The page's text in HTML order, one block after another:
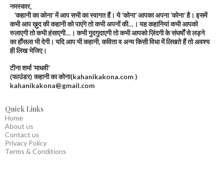
नमस्कार,
‘कहानी का कोना’ में आप सभी का स्वागत हैं। ये ‘कोना’ आपका अपना ‘कोना’ है। इसमें
कभी आप ख़ुद की कहानी को पाएंगे तो कभी अपनों की…। यह कहानियां कभी आपको
रुलाएगी तो कभी हंसाएगी…। कभी गुदगुदाएगी तो कभी आपको ज़िंदगी के संघर्षों से लड़ने
का हौंसला भी देगी। यदि आप भी कहानी, कविता व अन्य किसी विधा में लिखते हैं तो अवश्य
ही लिख भेजिए।
टीना शर्मा ‘माधवी’
(फाउंडर) कहानी का कोना(kahanikakona.com )
kahanikakona@gmail.com
Quick Links
Home
About us
Contact us
Privacy Policy
Terms & Conditions